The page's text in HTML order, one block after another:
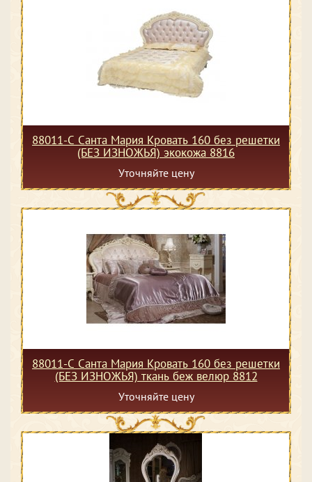
88011-С Санта Мария Кровать 160 без решетки
(БЕЗ ИЗНОЖЬЯ) экокожа 8816
Уточняйте цену
88011-С Санта Мария Кровать 160 без решетки
(БЕЗ ИЗНОЖЬЯ) ткань беж велюр 8812
Уточняйте цену